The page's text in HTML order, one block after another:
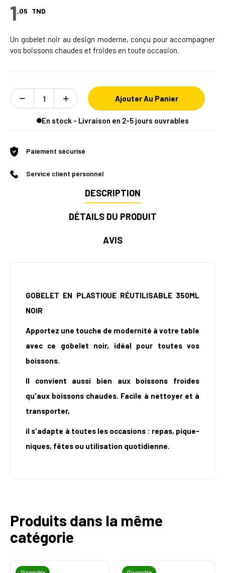
1,05 TND
Un gobelet noir au design moderne, conçu pour accompagner
vos boissons chaudes et froides en toute occasion.
Ajouter Au Panier
En stock - Livraison en 2-5 jours ouvrables
Paiement sécurisé
Service client personnel
DESCRIPTION
DÉTAILS DU PRODUIT
AVIS
GOBELET EN PLASTIQUE RÉUTILISABLE 350ML
NOIR
Apportez une touche de modernité à votre table
avec ce gobelet noir, idéal pour toutes vos
boissons.
Il convient aussi bien aux boissons froides
qu'aux boissons chaudes. Facile à nettoyer et à
transporter,
il s'adapte à toutes les occasions : repas, pique-
niques, fêtes ou utilisation quotidienne.
Produits dans la même
catégorie